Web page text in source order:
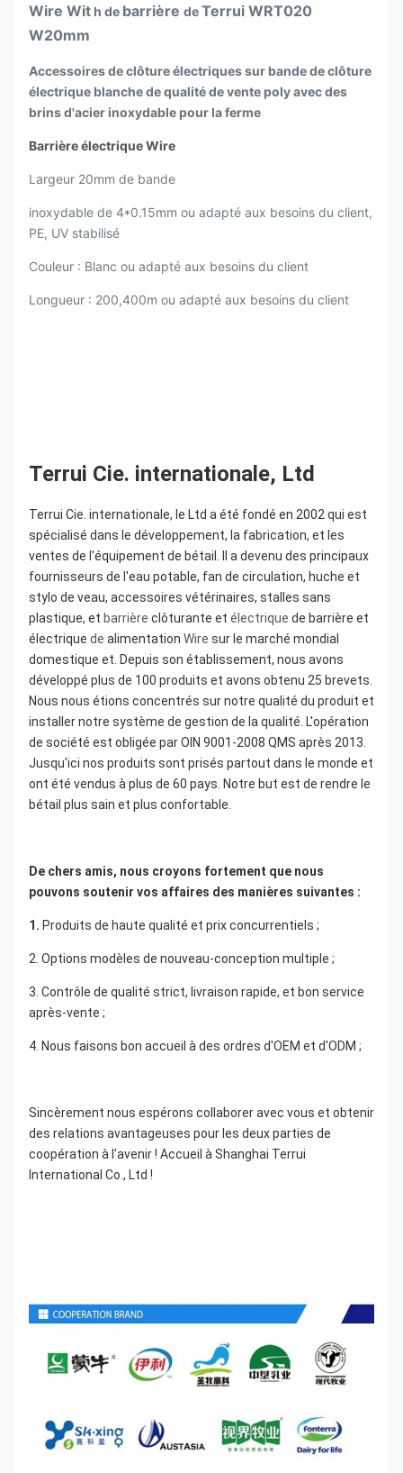
Wire Wit h de barrière deTerrui WRT020
W20mm
Accessoires de clôture électriques sur bande de clôture
électrique blanche de qualité de vente poly avec des
brins d'acier inoxydable pour la ferme
Barrière électrique Wire
Largeur 20mm de bande
inoxydable de 4*0.15mm ou adapté aux besoins du client,
PE, UV stabilisé
Couleur : Blanc ou adapté aux besoins du client
Longueur : 200,400m ou adapté aux besoins du client
Terrui Cie. internationale, Ltd
Terrui Cie. internationale, le Ltd a été fondé en 2002 qui est
spécialisé dans le développement, la fabrication, et les
ventes de l'équipement de bétail. Il a devenu des principaux
fournisseurs de l'eau potable, fan de circulation, huche et
stylo de veau, accessoires vétérinaires, stalles sans
plastique, et barrière clôturante et électrique de barrière et
électrique de alimentation Wire sur le marché mondial
domestique et. Depuis son établissement, nous avons
développé plus de 100 produits et avons obtenu 25 brevets.
Nous nous étions concentrés sur notre qualité du produit et
installer notre système de gestion de la qualité. L'opération
de société est obligée par OIN 9001-2008 QMS après 2013.
Jusqu'ici nos produits sont prisés partout dans le monde et
ont été vendus à plus de 60 pays. Notre but est de rendre le
bétail plus sain et plus confortable.
De chers amis, nous croyons fortement que nous
pouvons soutenir vos affaires des manières suivantes :
1. Produits de haute qualité et prix concurrentiels ;
2. Options modèles de nouveau-conception multiple ;
3. Contrôle de qualité strict, livraison rapide, et bon service
après-vente ;
4. Nous faisons bon accueil à des ordres d'OEM et d'ODM ;
Sincèrement nous espérons collaborer avec vous et obtenir
des relations avantageuses pour les deux parties de
coopération à l'avenir ! Accueil à Shanghai Terrui
International Co., Ltd !